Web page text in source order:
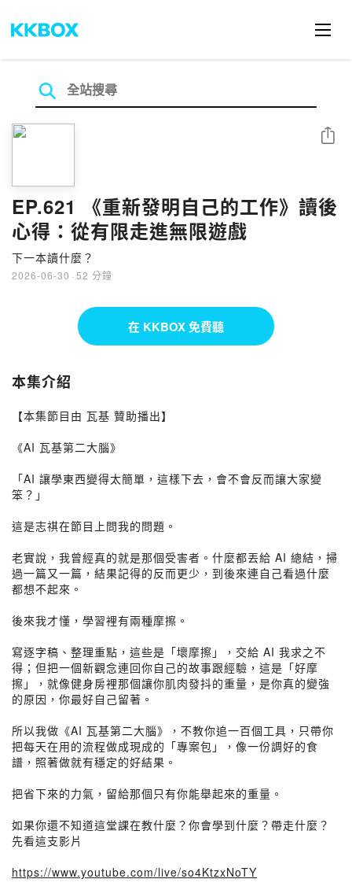
EP.621 《重新發明自己的工作》讀後
心得：從有限走進無限遊戲
下一本讀什麼？
2026-06-30 · 52 分鐘
分享
在 KKBOX 免費聽
本集介紹
【本集節目由 瓦基 贊助播出】
《AI 瓦基第二大腦》
「AI 讓學東西變得太簡單，這樣下去，會不會反而讓大家變
笨？」
這是志祺在節目上問我的問題。
老實說，我曾經真的就是那個受害者。什麼都丟給 AI 總結，掃
過一篇又一篇，結果記得的反而更少，到後來連自己看過什麼
都想不起來。
後來我才懂，學習裡有兩種摩擦。
寫逐字稿、整理重點，這些是「壞摩擦」，交給 AI 我求之不
得；但把一個新觀念連回你自己的故事跟經驗，這是「好摩
擦」，就像健身房裡那個讓你肌肉發抖的重量，是你真的變強
的原因，你最好自己留著。
所以我做《AI 瓦基第二大腦》，不教你追一百個工具，只帶你
把每天在用的流程做成現成的「專案包」，像一份調好的食
譜，照著做就有穩定的好結果。
把省下來的力氣，留給那個只有你能舉起來的重量。
如果你還不知道這堂課在教什麼？你會學到什麼？帶走什麼？
先看這支影片
https://www.youtube.com/live/so4KtzxNoTY